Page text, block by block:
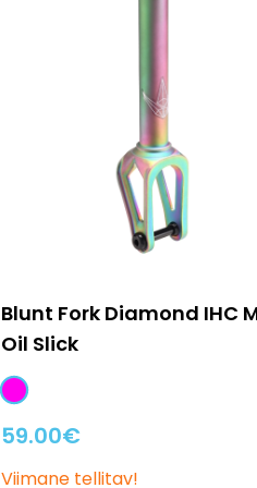
Blunt Fork Diamond IHC
Oil Slick
59.00€
Viimane tellitav!